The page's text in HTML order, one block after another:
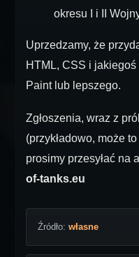
okresu I i II
Uprzedzamy, że
HTML, CSS i
Paint lub lepszego.
Zgłoszenia, wraz z
(przykładowo, może
prosimy przesyłać na
of-tanks.eu
Źródło: własne